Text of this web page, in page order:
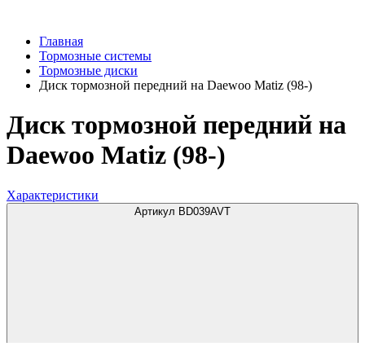
Главная
Тормозные системы
Тормозные диски
Диск тормозной передний на Daewoo Matiz (98-)
Диск тормозной передний на
Daewoo Matiz (98-)
Характеристики
Артикул BD039AVT